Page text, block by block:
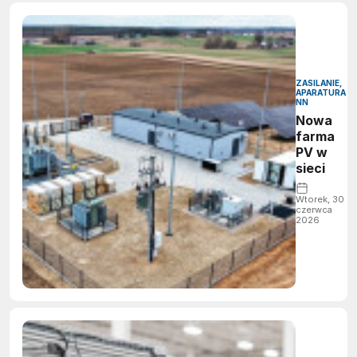
ZASILANIE,
APARATURA
NN
Nowa
farma
PV w
sieci
Wtorek, 30
czerwca
2026